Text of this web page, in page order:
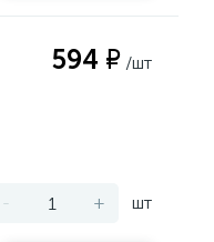
594 ₽ /шт
- + шт